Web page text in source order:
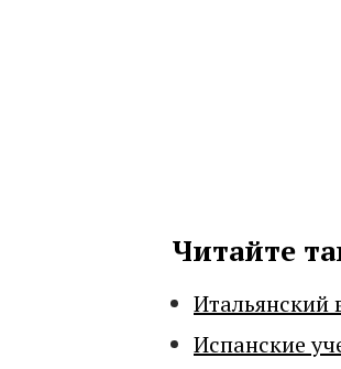
Читайте
Итальянский
Испанские